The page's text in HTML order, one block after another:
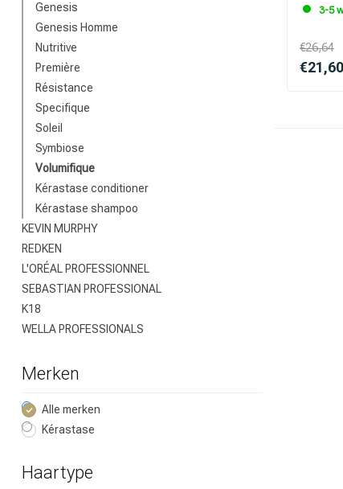
Genesis
Genesis Homme
Nutritive
Première
Résistance
Specifique
Soleil
Symbiose
Volumifique
Kérastase conditioner
Kérastase shampoo
KEVIN MURPHY
REDKEN
L'ORÉAL PROFESSIONNEL
SEBASTIAN PROFESSIONAL
K18
WELLA PROFESSIONALS
Merken
Alle merken
Kérastase
Haartype
3-5
€26,64
€21,60